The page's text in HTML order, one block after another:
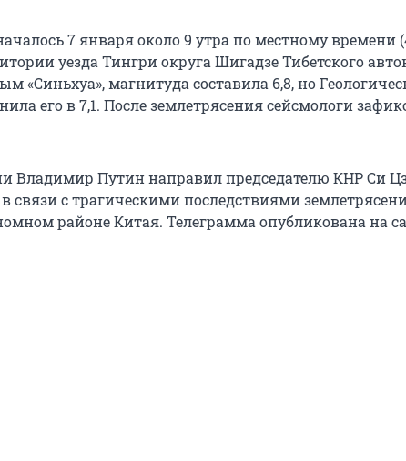
7 января около 9 утра по местному времени
уезда Тингри округа Шигадзе Тибетского
«Синьхуа», магнитуда составила 6,8, но
его в 7,1. После землетрясения сейсмологи
Владимир Путин направил председателю КНР Си
связи с трагическими последствиями
районе Китая. Телеграмма опубликована на